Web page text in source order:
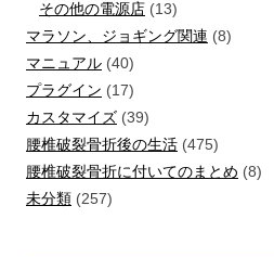
その他の電源店 (13)
マラソン、ジョギング関連 (8)
マニュアル (40)
プラグイン (17)
カスタマイズ (39)
腰椎破裂骨折後の生活 (475)
腰椎破裂骨折に付いてのまとめ (8)
未分類 (257)